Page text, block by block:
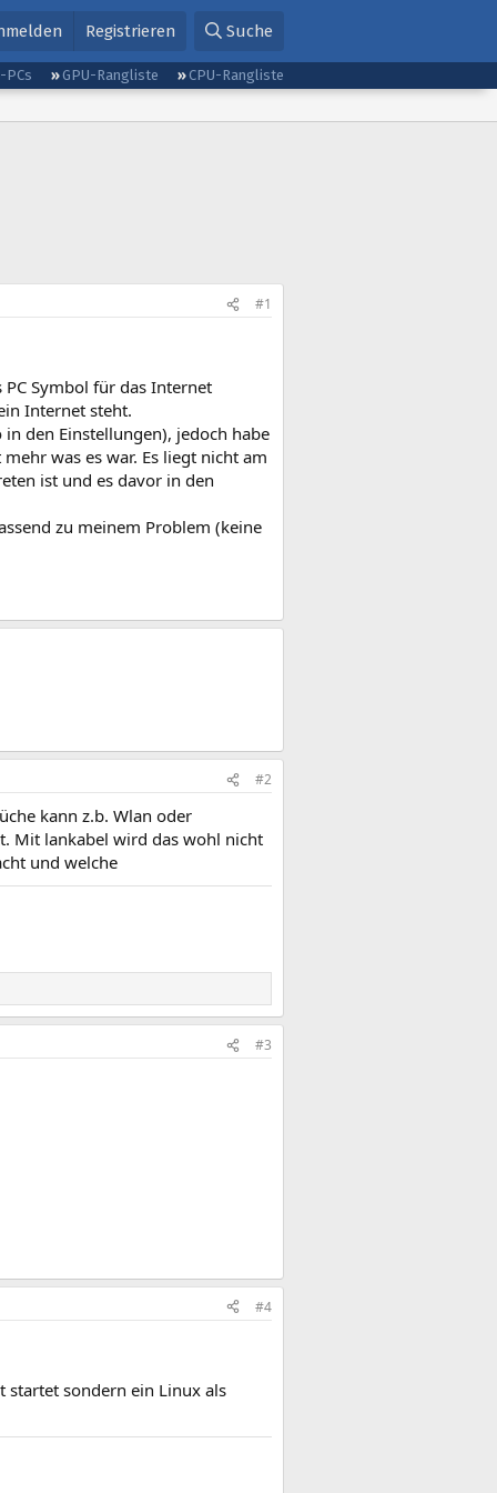
Registrieren Suche
PCs GPU-Rangliste
CPU-Rangliste
#1
Symbol für das Internet
Internet steht.
den Einstellungen), jedoch habe
was es war. Es liegt nicht am
ist und es davor in den
zu meinem Problem (keine
#2
kann z.b. Wlan oder
Mit lankabel wird das wohl nicht
und welche
#3
#4
startet sondern ein Linux als